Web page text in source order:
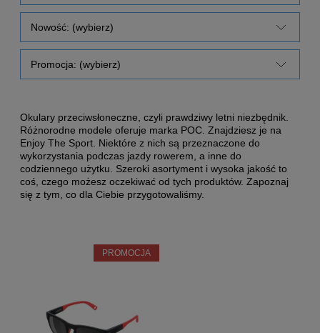
Nowość: (wybierz)
Promocja: (wybierz)
Okulary przeciwsłoneczne, czyli prawdziwy letni niezbędnik.
Różnorodne modele oferuje marka POC. Znajdziesz je na
Enjoy The Sport. Niektóre z nich są przeznaczone do
wykorzystania podczas jazdy rowerem, a inne do
codziennego użytku. Szeroki asortyment i wysoka jakość to
coś, czego możesz oczekiwać od tych produktów. Zapoznaj
się z tym, co dla Ciebie przygotowaliśmy.
PROMOCJA